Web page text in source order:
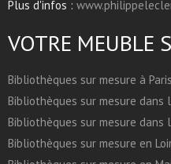
Plus d'infos :
VOTRE MEUBLE
Bibliothèques sur mesure à
Bibliothèques sur mesure dans
Bibliothèques sur mesure dans
Bibliothèques sur mesure en